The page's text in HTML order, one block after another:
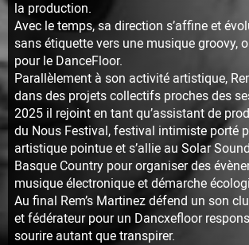
la production.
Avec le temps, sa direction s’affine et
sans étiquette vers une musique groovy,
pour le DanceFloor.
Parallèlement à son activité artistique,
dans des projets collectifs proches des
2025 il rejoint en tant qu’assistant de
du Nous Festival, festival intimiste porté
artistique pointue et s’allie au Solar
Basque Country pour organiser des
musique électronique et démarche
Au final Rem’s Martinez défend un son
et fédérateur pour un Dancxefloor
sourire autant que transpirer.